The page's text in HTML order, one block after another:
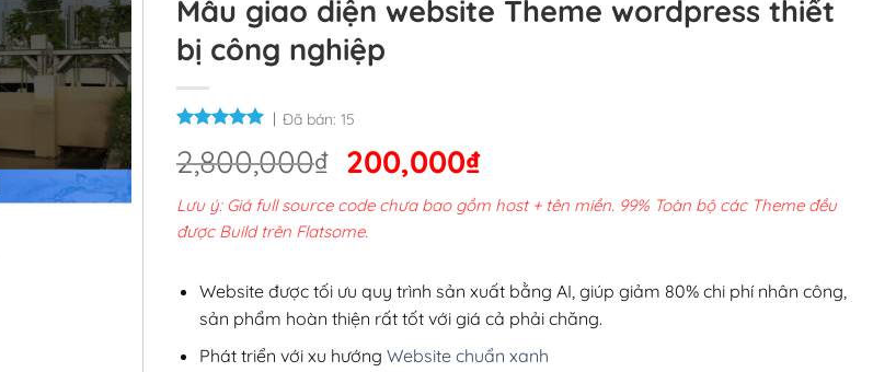
Mẫu giao diện website Theme wordpress thiết
bị công nghiệp
Đã bán: 15
2,800,000₫ Giá
gốc
là:
200,000₫Giá
hiện
tại
200,000₫.
Lưu ý: Giá full source code chưa bao gồm host + tên miền. 99% Toàn bộ các Theme đều
được Build trên Flatsome.
Website được tối ưu quy trình sản xuất bằng AI, giúp giảm 80% chi phí nhân công,
sản phẩm hoàn thiện rất tốt với giá cả phải chăng.
Phát triển với xu hướng Website chuẩn xanh